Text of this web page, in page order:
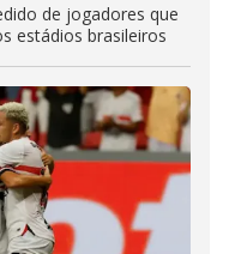
de jogadores que
estádios brasileiros